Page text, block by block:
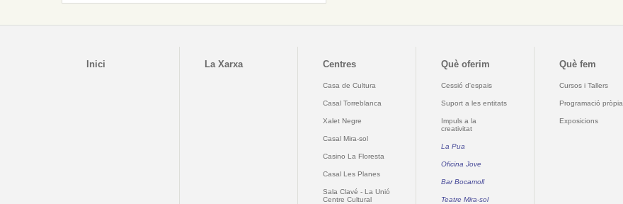
Inici La Xarxa Centres
Casa de Cultura
Casal Torreblanca
Xalet Negre
Casal Mira-sol
Casino La Floresta
Casal Les Planes
Sala Clavé - La Unió
Centre Cultural
Què oferim
Cessió d'espais
Suport a les entitats
Impuls a la
creativitat
La Pua
Oficina Jove
Bar Bocamoll
Teatre Mira-sol
Què fem
Cursos i Tallers
Programació pròpia
Exposicions